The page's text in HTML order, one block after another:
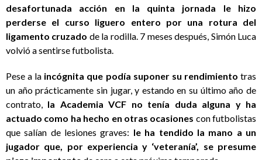
desafortunada acción en la quinta jornada le hizo
perderse el curso liguero entero por una rotura del
ligamento cruzado de la rodilla. 7 meses después, Simón Luca
volvió a sentirse futbolista.
Pese a la incógnita que podía suponer su rendimiento tras
un año prácticamente sin jugar, y estando en su último año de
contrato, la Academia VCF no tenía duda alguna y ha
actuado como ha hecho en otras ocasiones con futbolistas
que salían de lesiones graves: le ha tendido la mano a un
jugador que, por experiencia y ‘veteranía’, se presume